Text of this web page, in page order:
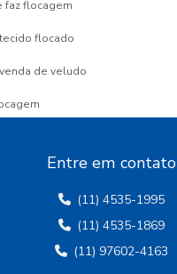
faz flocagem
flocado
de veludo
crepom em sp
de seda sp
Entre em contato
(11) 4535-1995
(11) 4535-1869
(11) 97602-4163